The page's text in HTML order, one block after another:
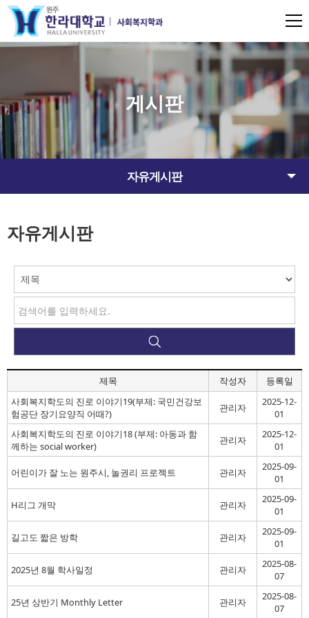
게시판
자유게시판
자유게시판
제목 작성자
등록일
사회복지학도의 진로 이야기19(부제: 국민건강보
험공단 장기요양직 어때?)
관리자
2025-12-
01
사회복지학도의 진로 이야기18 (부제: 아동과 함
께하는 social worker)
관리자
2025-12-
01
어린이가 잘 노는 원주시, 놀권리 프로젝트 관리자
2025-09-
01
H리그 개막 관리자
2025-09-
01
길고도 짧은 방학 관리자
2025-09-
01
2025년 8월 학사일정 관리자
2025-08-
07
25년 상반기 Monthly Letter 관리자
2025-08-
07